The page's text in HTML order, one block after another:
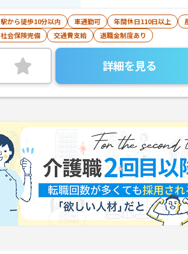
駅から徒歩10分以内 車通勤可 年間休日110日以上
社会保険完備
交通費支給 退職金制度あり
詳細を見る